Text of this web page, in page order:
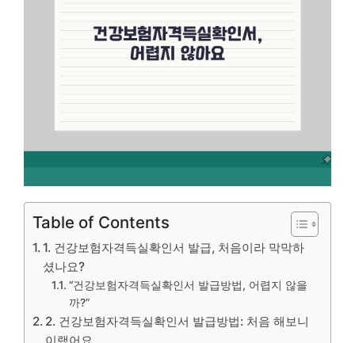
Table of Contents
1. 건강보험자격득실확인서 발급, 처음이라 막막하
셨나요?
“건강보험자격득실확인서 발급방법, 어렵지 않을
까?”
2. 건강보험자격득실확인서 발급방법: 처음 해보니